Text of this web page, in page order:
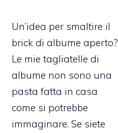
Un’idea per smaltire il
brick di albume aperto?
Le mie tagliatelle di
albume non sono una
pasta fatta in casa
come si potrebbe
immaginare. Se siete